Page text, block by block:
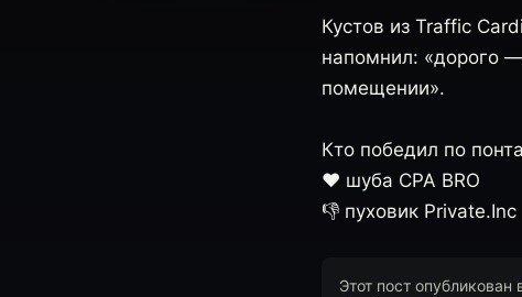
Кустов из Traffic
напомнил: «дорого
помещении».
Кто победил по
❤️ шуба CPA BRO
👎 пуховик Private.Inc
Этот пост опубликован